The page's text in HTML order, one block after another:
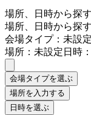
場所、日時から探す
場所、日時から探す
会場タイプ：未設定
場所：未設定日時
会場タイプを選ぶ
場所を入力する
日時を選ぶ